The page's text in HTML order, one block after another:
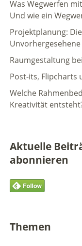
Was Wegwerfen
Und wie ein
Projektplanung:
Unvorhergesehene
Raumgestaltung
Post-its, Flipcharts
Welche
Kreativität
Aktuelle
abonnieren
Themen